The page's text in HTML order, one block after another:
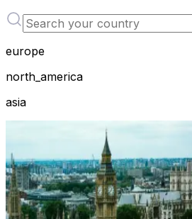
europe
north_america
asia